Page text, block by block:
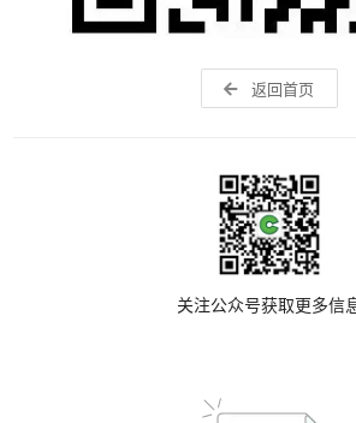
返回首页
关注公众号获取更多信